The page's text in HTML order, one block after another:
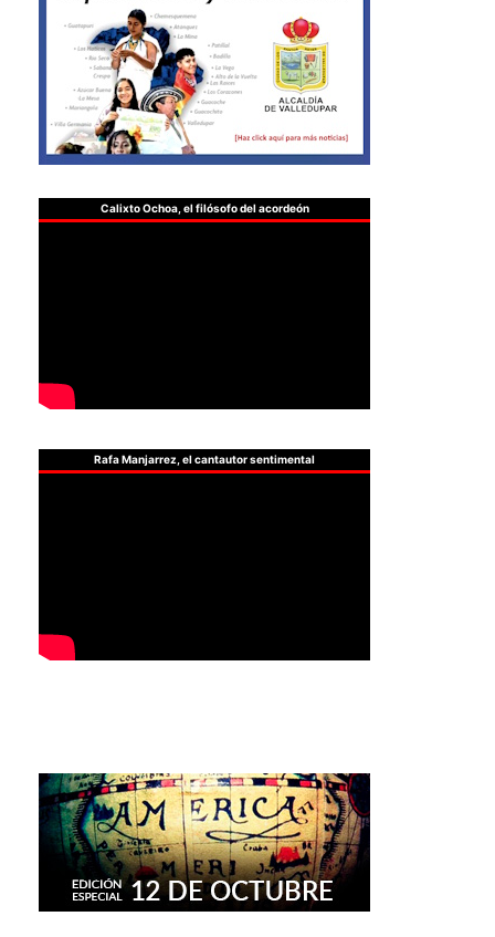
Calixto Ochoa, el filósofo del acordeón
Rafa Manjarrez, el cantautor sentimental